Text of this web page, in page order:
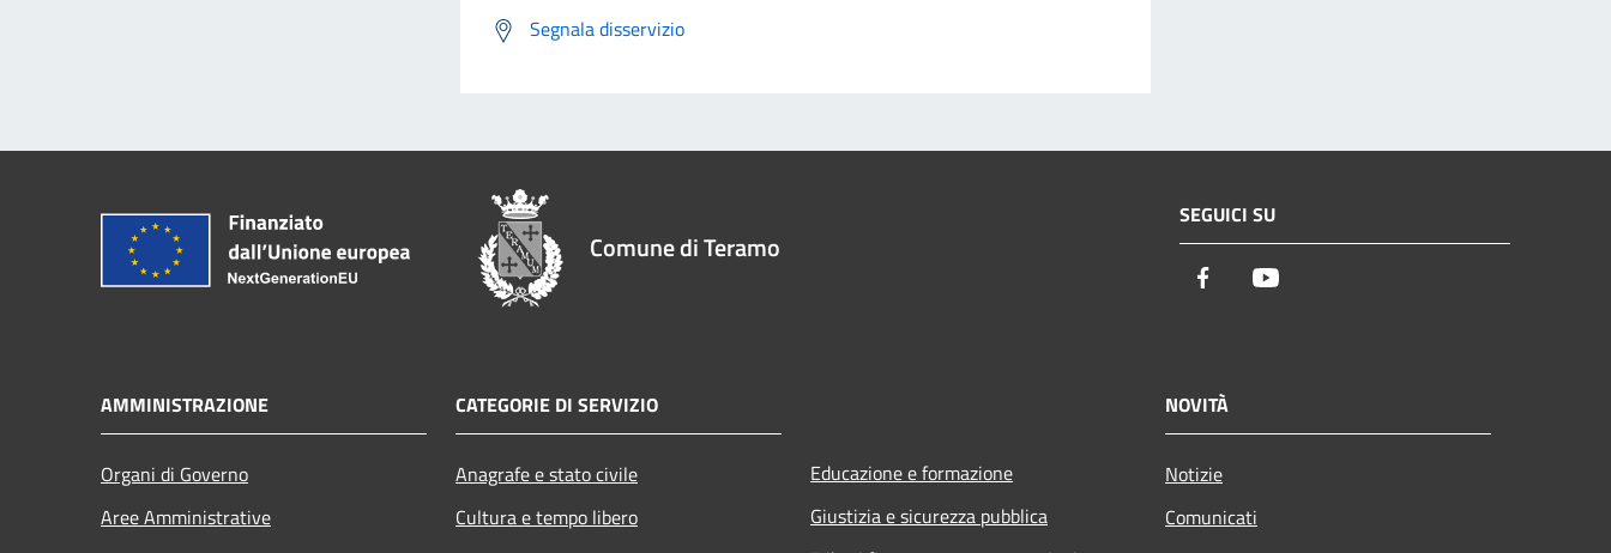
Segnala disservizio
Comune di Teramo
SEGUICI SU
Facebook
AMMINISTRAZIONE
Organi di Governo
Aree Amministrative
CATEGORIE DI SERVIZIO
Anagrafe e stato civile
Cultura e tempo libero
Educazione e formazione
Giustizia e sicurezza pubblica
NOVITÀ
Notizie
Comunicati